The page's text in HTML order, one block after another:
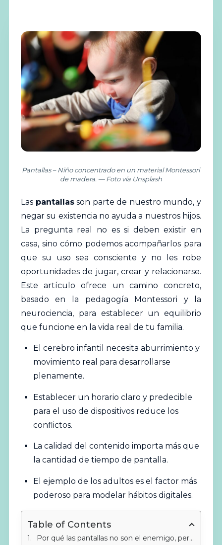
Pantallas – Niño concentrado en un material Montessori
de madera. — Foto vía Unsplash
Las pantallasson parte de nuestro mundo, y
negar su existencia no ayuda a nuestros hijos.
La pregunta real no es si deben existir en
casa, sino cómo podemos acompañarlos para
que su uso sea consciente y no les robe
oportunidades de jugar, crear y relacionarse.
Este artículo ofrece un camino concreto,
basado en la pedagogía Montessori y la
neurociencia, para establecer un equilibrio
que funcione en la vida real de tu familia.
El cerebro infantil necesita aburrimiento y
movimiento real para desarrollarse
plenamente.
Establecer un horario claro y predecible
para el uso de dispositivos reduce los
conflictos.
La calidad del contenido importa más que
la cantidad de tiempo de pantalla.
El ejemplo de los adultos es el factor más
poderoso para modelar hábitos digitales.
Table of Contents
Por qué las pantallas no son el enemigo, pero sí un riesgo sin límites